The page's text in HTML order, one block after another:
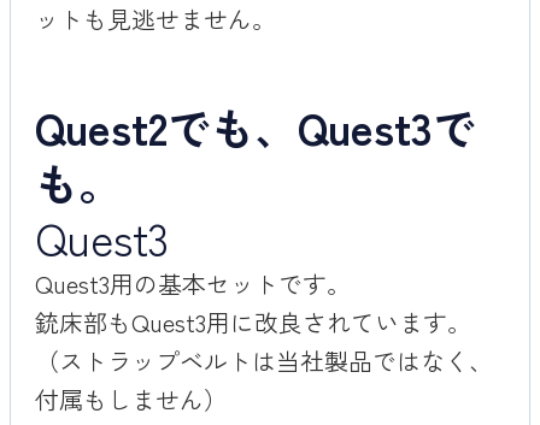
ットも見逃せません。
Quest2でも、Quest3で
も。
Quest3
Quest3用の基本セットです。
銃床部もQuest3用に改良されています。
（ストラップベルトは当社製品ではなく、
付属もしません）